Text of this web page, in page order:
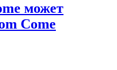
может
Come